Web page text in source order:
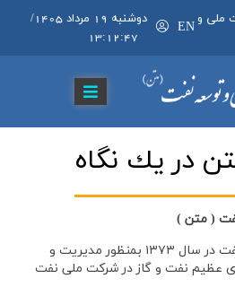
ملی و EN دوشنبه 19 مرداد 1405
/
13:12:47
در يك نگاه
( متن )
شرکت مهندسی و توسعه نفت در سال ۱۳۷۳ بمنظور مدیریت و
عظیم نفت و گاز در شرکت ملی نفت